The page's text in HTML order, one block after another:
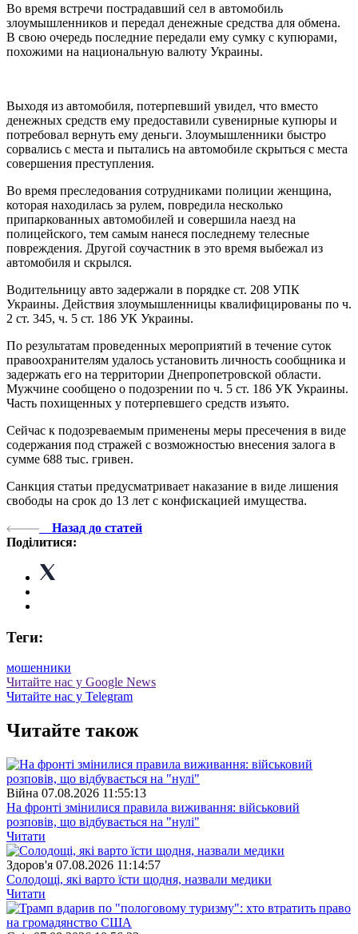
Во время встречи пострадавший сел в автомобиль
злоумышленников и передал денежные средства для обмена.
В свою очередь последние передали ему сумку с купюрами,
похожими на национальную валюту Украины.
Выходя из автомобиля, потерпевший увидел, что вместо
денежных средств ему предоставили сувенирные купюры и
потребовал вернуть ему деньги. Злоумышленники быстро
сорвались с места и пытались на автомобиле скрыться с места
совершения преступления.
Во время преследования сотрудниками полиции женщина,
которая находилась за рулем, повредила несколько
припаркованных автомобилей и совершила наезд на
полицейского, тем самым нанеся последнему телесные
повреждения. Другой соучастник в это время выбежал из
автомобиля и скрылся.
Водительницу авто задержали в порядке ст. 208 УПК
Украины. Действия злоумышленницы квалифицированы по ч.
2 ст. 345, ч. 5 ст. 186 УК Украины.
По результатам проведенных мероприятий в течение суток
правоохранителям удалось установить личность сообщника и
задержать его на территории Днепропетровской области.
Мужчине сообщено о подозрении по ч. 5 ст. 186 УК Украины.
Часть похищенных у потерпевшего средств изъято.
Сейчас к подозреваемым применены меры пресечения в виде
содержания под стражей с возможностью внесения залога в
сумме 688 тыс. гривен.
Санкция статьи предусматривает наказание в виде лишения
свободы на срок до 13 лет с конфискацией имущества.
Назад до статей
Поділитися:
Теги:
мошенники
Читайте нас у Google News
Читайте нас у Telegram
Читайте також
Війна 07.08.2026 11:55:13
На фронті змінилися правила виживання: військовий
розповів, що відбувається на "нулі"
Читати
Здоров'я 07.08.2026 11:14:57
Солодощі, які варто їсти щодня, назвали медики
Читати